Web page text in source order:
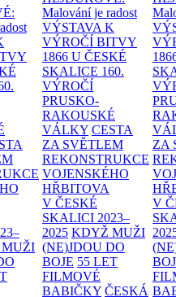
Malování je radost
VÝSTAVA K
VÝROČÍ BITVY
1866 U ČESKÉ
SKALICE 160.
VÝROČÍ
PRUSKO-
RAKOUSKÉ
VÁLKY CESTA
ZA SVĚTLEM
REKONSTRUKCE
VOJENSKÉHO
HŘBITOVA
V ČESKÉ
SKALICI 2023–
2025 KDYŽ MUŽI
(NE)JDOU DO
BOJE 55 LET
FILMOVÉ
BABIČKY ČESKÁ
ZA
V